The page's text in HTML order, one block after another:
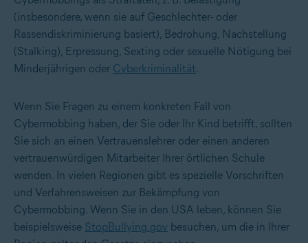
(insbesondere, wenn sie auf Geschlechter- oder
Rassendiskriminierung basiert), Bedrohung, Nachstellung
(Stalking), Erpressung, Sexting oder sexuelle Nötigung bei
Minderjährigen oder Cyberkriminalität.
Wenn Sie Fragen zu einem konkreten Fall von
Cybermobbing haben, der Sie oder Ihr Kind betrifft, sollten
Sie sich an einen Vertrauenslehrer oder einen anderen
vertrauenwürdigen Mitarbeiter Ihrer örtlichen Schule
wenden. In vielen Regionen gibt es spezielle Vorschriften
und Verfahrensweisen zur Bekämpfung von
Cybermobbing. Wenn Sie in den USA leben, können Sie
beispielsweise StopBullying.gov besuchen, um die in Ihrer